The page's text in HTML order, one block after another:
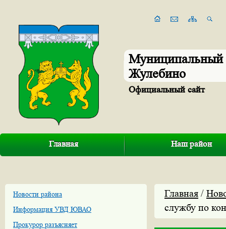
Муниципальный
Жулебино
Официальный сайт
Главная Наш район
Новости района
Информация УВД ЮВАО
Прокурор разъясняет
Главная /
службу по